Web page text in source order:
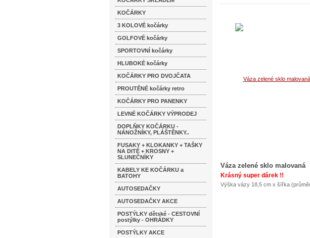
KOČÁRKY
3 KOLOVÉ kočárky
GOLFOVÉ kočárky
SPORTOVNÍ kočárky
HLUBOKÉ kočárky
KOČÁRKY PRO DVOJČATA
PROUTĚNÉ kočárky retro
KOČÁRKY PRO PANENKY
LEVNÉ KOČÁRKY VÝPRODEJ
DOPLŇKY KOČÁRKU -
NÁNOŽNÍKY, PLÁŠTĚNKY..
FUSAKY + KLOKANKY + TAŠKY
NA DITĚ + KROSNY +
SLUNEČNÍKY
KABELY KE KOČÁRKU a
BATOHY
AUTOSEDAČKY
AUTOSEDAČKY AKCE
POSTÝLKY dětské - CESTOVNÍ
postýlky - OHRÁDKY
POSTÝLKY AKCE
Váza zelené sklo malovaná
Krásný super dárek !!
Výška vázy 18,5 cm x šířka